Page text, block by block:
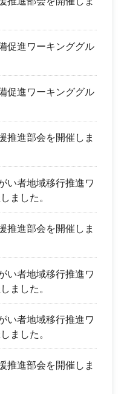
促進ワーキンググル
促進ワーキンググル
推進部会を開催しま
い者地域移行推進ワ
ました。
推進部会を開催しま
い者地域移行推進ワ
ました。
い者地域移行推進ワ
ました。
推進部会を開催しま